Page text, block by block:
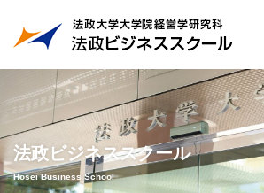
法政ビジネススクール
Hosei Business School